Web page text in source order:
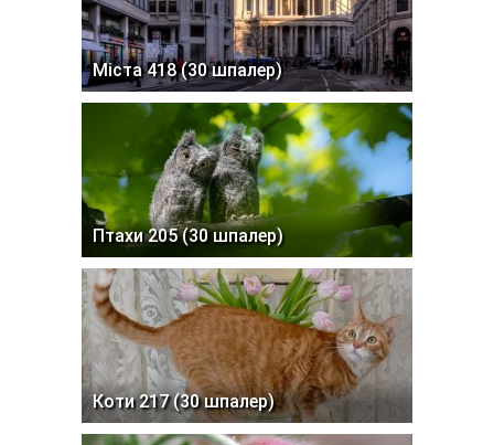
Міста 418 (30 шпалер)
Птахи 205 (30 шпалер)
Коти 217 (30 шпалер)